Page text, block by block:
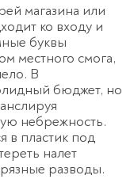
магазина или
ко входу и
буквы
местного смога,
В
бюджет, но
небрежность.
в пластик под
налет
разводы.